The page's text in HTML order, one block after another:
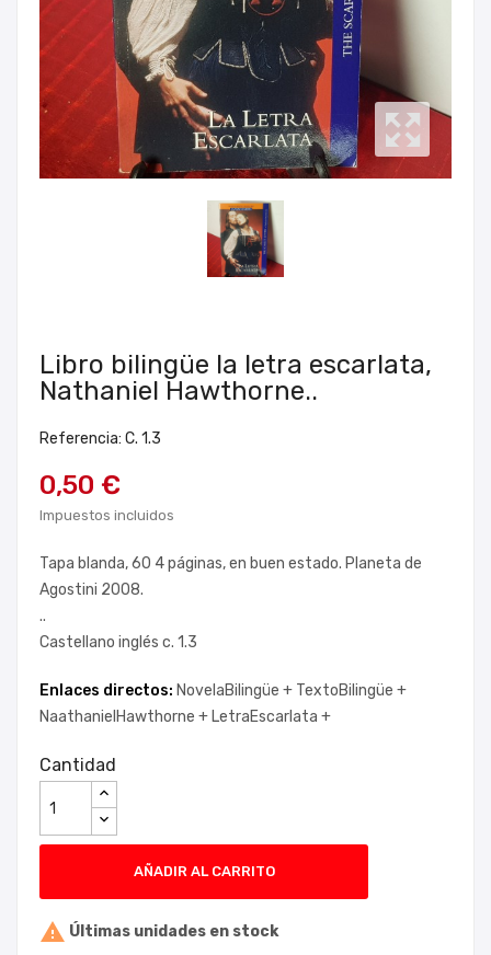
Libro bilingüe la letra escarlata,
Nathaniel Hawthorne..
Referencia: C. 1.3
0,50 €
Impuestos incluidos
Tapa blanda, 60 4 páginas, en buen estado. Planeta de
Agostini 2008.
..
Castellano inglés c. 1.3
Enlaces directos: NovelaBilingüe + TextoBilingüe +
NaathanielHawthorne + LetraEscarlata +
Cantidad
AÑADIR AL CARRITO
 Últimas unidades en stock